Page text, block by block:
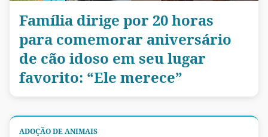
Família dirige por 20 horas
para comemorar aniversário
de cão idoso em seu lugar
favorito: “Ele merece”
ADOÇÃO DE ANIMAIS